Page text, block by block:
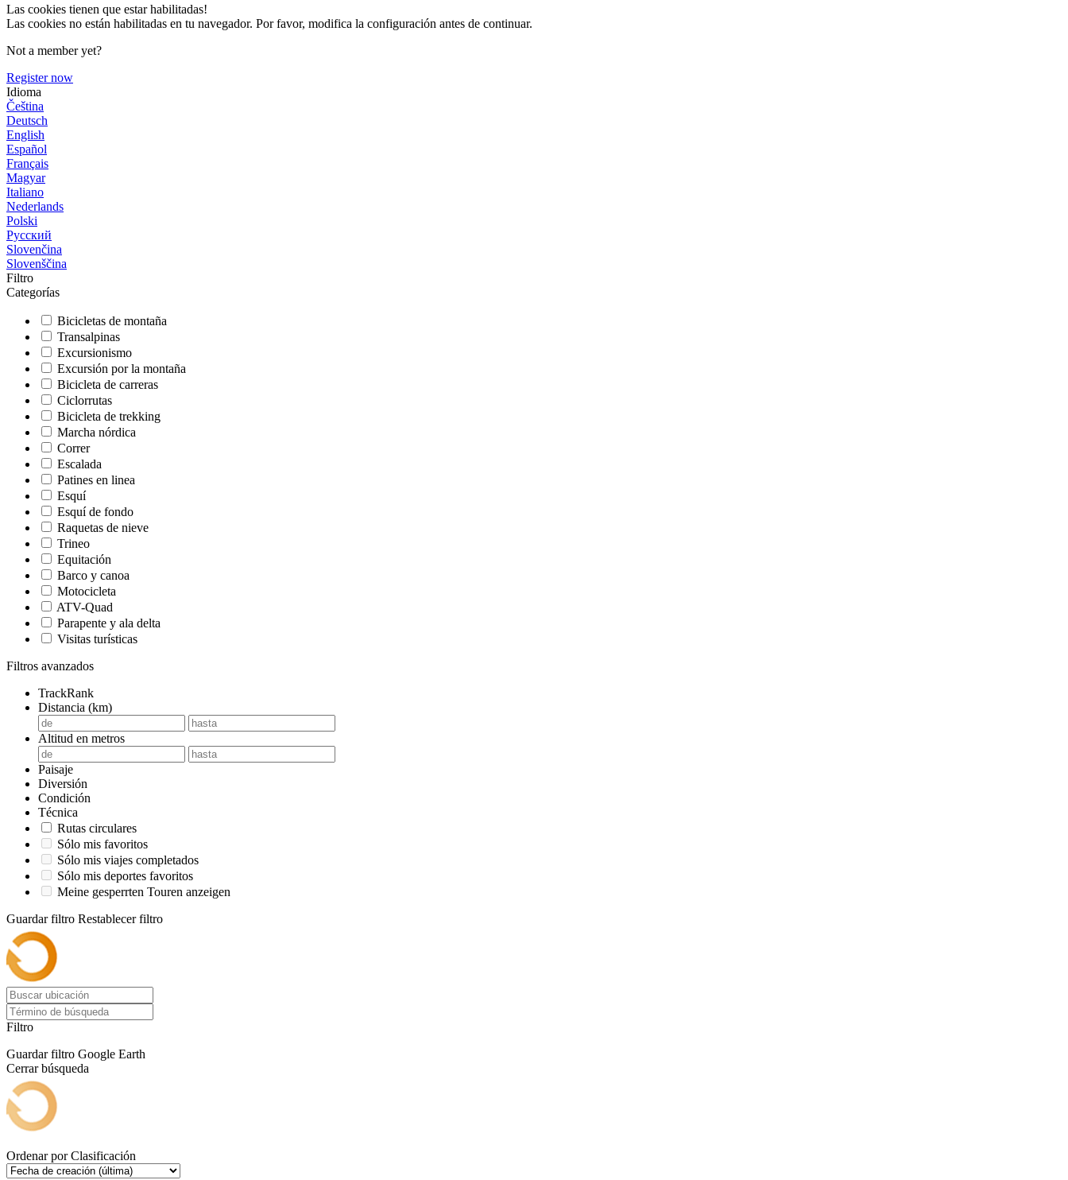
Las cookies tienen que estar habilitadas!
Las cookies no están habilitadas en tu navegador. Por favor, modifica la configuración antes de continuar.
Not a member yet?
Register now
Idioma
Čeština
Deutsch
English
Español
Français
Magyar
Italiano
Nederlands
Polski
Русский
Slovenčina
Slovenščina
Filtro
Categorías
Bicicletas de montaña
Transalpinas
Excursionismo
Excursión por la montaña
Bicicleta de carreras
Ciclorrutas
Bicicleta de trekking
Marcha nórdica
Correr
Escalada
Patines en linea
Esquí
Esquí de fondo
Raquetas de nieve
Trineo
Equitación
Barco y canoa
Motocicleta
ATV-Quad
Parapente y ala delta
Visitas turísticas
Filtros avanzados
TrackRank
Distancia (km)
Altitud en metros
Paisaje
Diversión
Condición
Técnica
Rutas circulares
Sólo mis favoritos
Sólo mis viajes completados
Sólo mis deportes favoritos
Meine gesperrten Touren anzeigen
Guardar filtro Restablecer filtro
Filtro
Guardar filtro Google Earth
Cerrar búsqueda
Ordenar por Clasificación